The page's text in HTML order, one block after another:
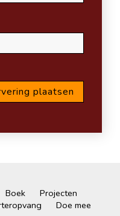
Boek
Projecten
Doe mee